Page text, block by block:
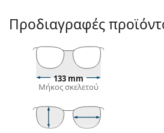
Το μαύρο χρώμα του σκελετού
με το δροσερό χρώμα του
ξανθά, ανοιχτά καφέ ή μαύρα
ορθογώνιοι σκελετοί
ιδανική επιλογή για όσους
Ο σκελετός των γυαλιών
κατασκευασμένος από
Προδιαγραφές
133 mm
Μήκος σκελετού